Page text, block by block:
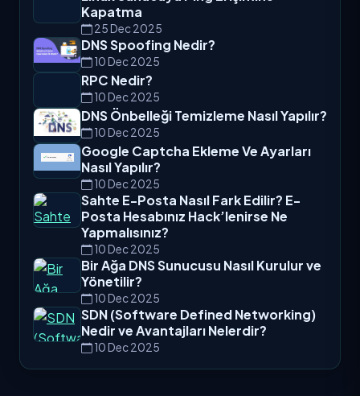
XAMPP Nedir? XAMPP Neden
Kullanılır?
25 Dec 2025
Linux Sunucuyu Ping Erişimine
Kapatma
25 Dec 2025
DNS Spoofing Nedir?
10 Dec 2025
RPC Nedir?
10 Dec 2025
DNS Önbelleği Temizleme Nasıl Yapılır?
10 Dec 2025
Google Captcha Ekleme Ve Ayarları
Nasıl Yapılır?
10 Dec 2025
Sahte E-Posta Nasıl Fark Edilir? E-
Posta Hesabınız Hack’lenirse Ne
Yapmalısınız?
10 Dec 2025
Bir Ağa DNS Sunucusu Nasıl Kurulur ve
Yönetilir?